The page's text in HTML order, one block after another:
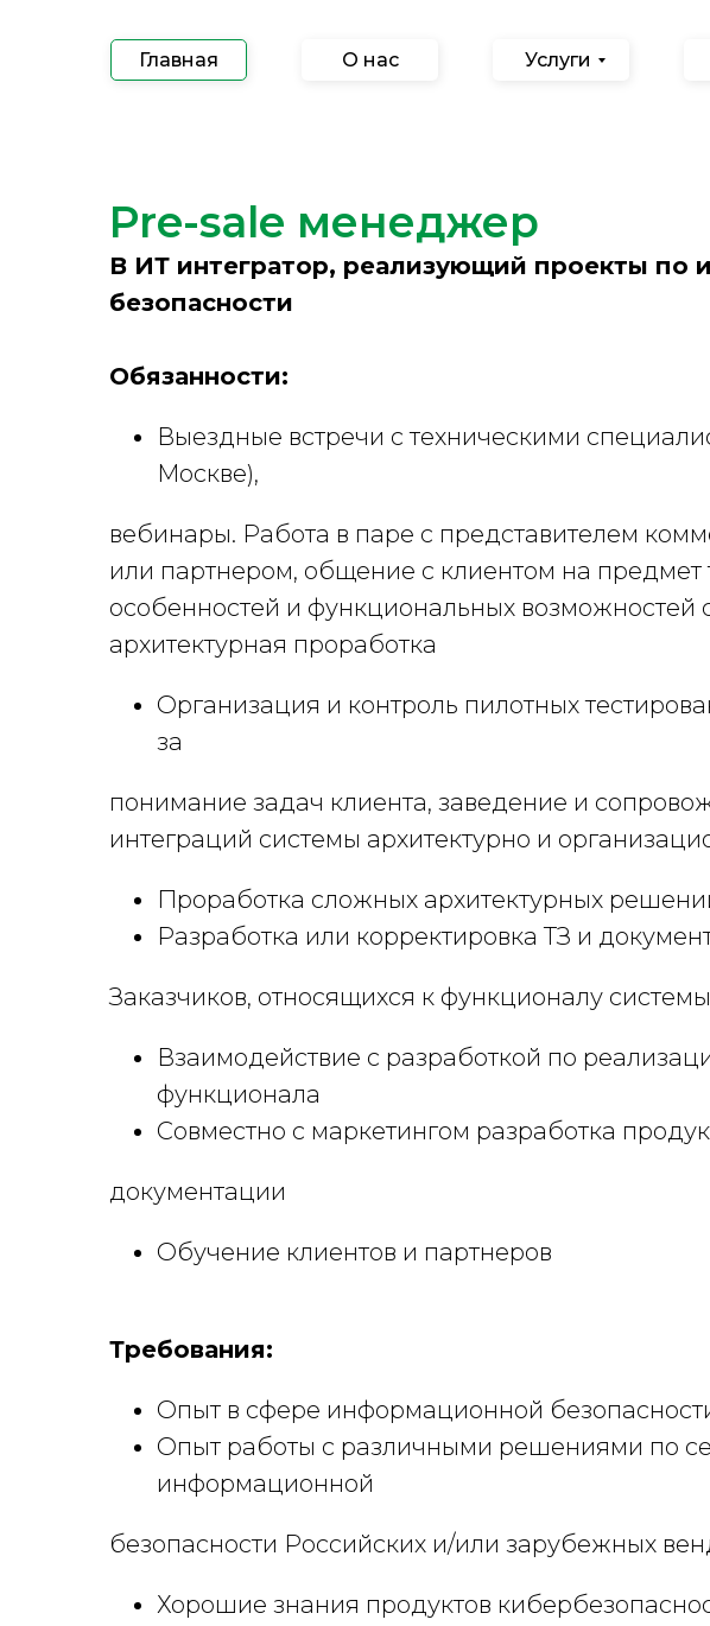
Главная О нас Услуги
Pre-sale менеджер
В ИТ интегратор, реализующий проекты по
безопасности
Обязанности:
Выездные встречи с техническими
Москве),
вебинары. Работа в паре с представителем
или партнером, общение с клиентом на предмет
особенностей и функциональных возможностей
архитектурная проработка
Организация и контроль пилотных
за
понимание задач клиента, заведение и
интеграций системы архитектурно и
Проработка сложных архитектурных
Разработка или корректировка ТЗ и
Заказчиков, относящихся к функционалу системы
Взаимодействие с разработкой по
функционала
Совместно с маркетингом разработка
документации
Обучение клиентов и партнеров
Требования:
Опыт в сфере информационной
Опыт работы с различными решениями по
информационной
безопасности Российских и/или зарубежных
Хорошие знания продуктов